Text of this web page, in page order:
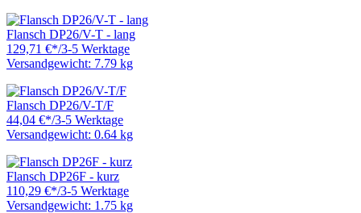
Flansch DP26/V-T - lang
129,71 €*/3-5 Werktage
Versandgewicht: 7.79 kg
Flansch DP26/V-T/F
44,04 €*/3-5 Werktage
Versandgewicht: 0.64 kg
Flansch DP26F - kurz
110,29 €*/3-5 Werktage
Versandgewicht: 1.75 kg